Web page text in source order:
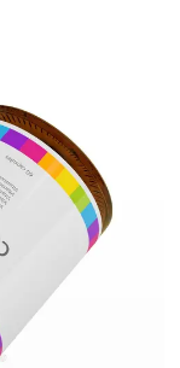
jakość
i